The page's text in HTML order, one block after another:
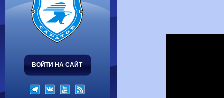
ВОЙТИ НА САЙТ